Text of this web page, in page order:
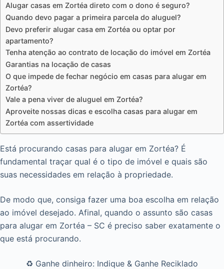
Alugar casas em Zortéa direto com o dono é seguro?
Quando devo pagar a primeira parcela do aluguel?
Devo preferir alugar casa em Zortéa ou optar por
apartamento?
Tenha atenção ao contrato de locação do imóvel em Zortéa
Garantias na locação de casas
O que impede de fechar negócio em casas para alugar em
Zortéa?
Vale a pena viver de aluguel em Zortéa?
Aproveite nossas dicas e escolha casas para alugar em
Zortéa com assertividade
Está procurando casas para alugar em Zortéa? É
fundamental traçar qual é o tipo de imóvel e quais são
suas necessidades em relação à propriedade.
De modo que, consiga fazer uma boa escolha em relação
ao imóvel desejado. Afinal, quando o assunto são casas
para alugar em Zortéa – SC é preciso saber exatamente o
que está procurando.
♻️ Ganhe dinheiro: Indique & Ganhe Reciklado